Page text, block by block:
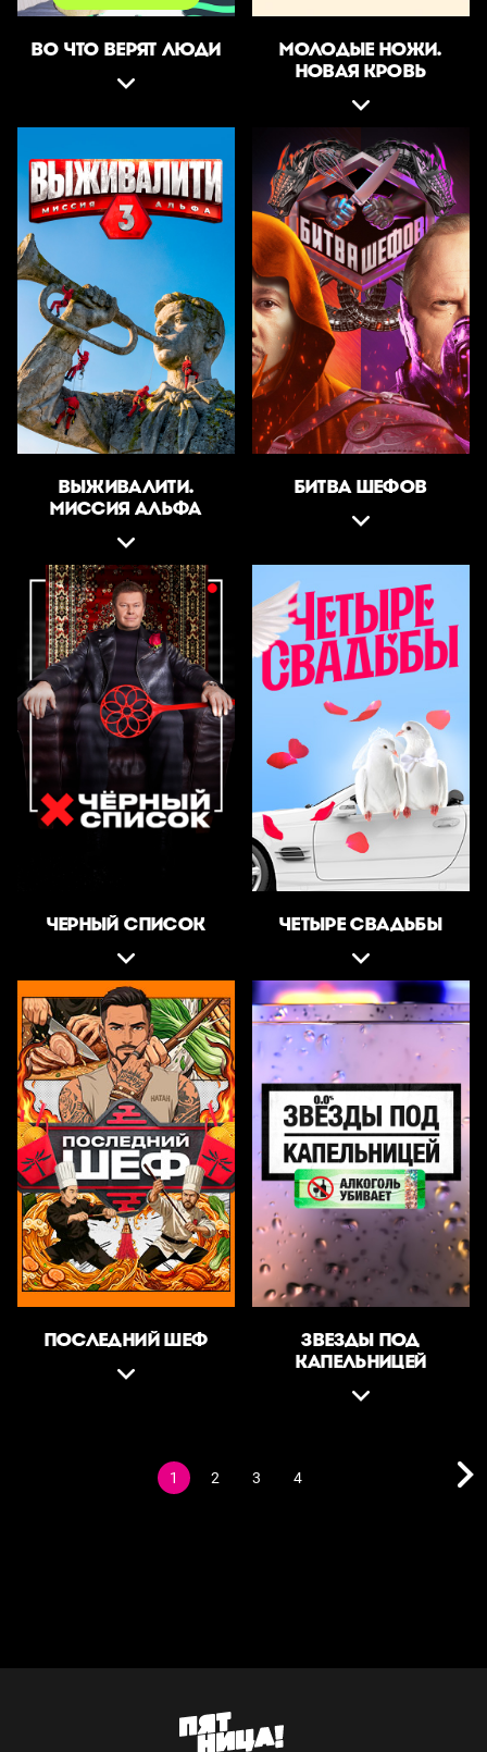
ВО ЧТО ВЕРЯТ ЛЮДИ
МОЛОДЫЕ НОЖИ.
НОВАЯ КРОВЬ
ВЫЖИВАЛИТИ.
МИССИЯ АЛЬФА
БИТВА ШЕФОВ
ЧЕРНЫЙ СПИСОК ЧЕТЫРЕ СВАДЬБЫ
ПОСЛЕДНИЙ ШЕФ
ЗВЕЗДЫ ПОД
КАПЕЛЬНИЦЕЙ
1 2 3 4